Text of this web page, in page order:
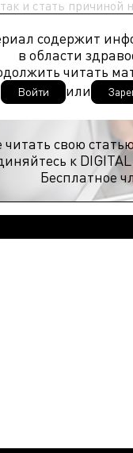
и стать причиной
содержит
в области
читать
Войти или
свою
к
Бесплатное